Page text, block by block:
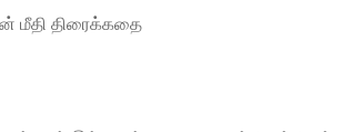
மீதி திரைக்கதை